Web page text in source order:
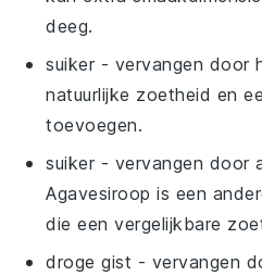
deeg.
suiker - vervangen door
natuurlijke zoetheid en
toevoegen.
suiker - vervangen door
Agavesiroop is een
die een vergelijkbare
droge gist - vervangen